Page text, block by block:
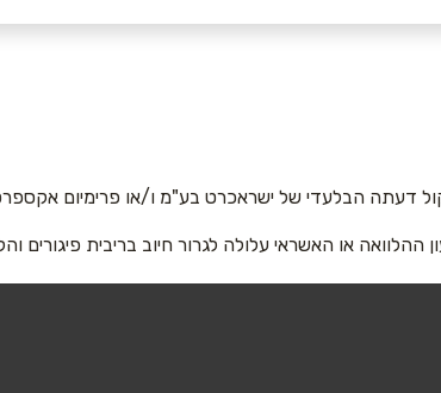
אימייל*
דעתה הבלעדי של ישראכרט בע"מ ו/או פרימיום
ההלוואה או האשראי עלולה לגרור חיוב בריבית פיגורים